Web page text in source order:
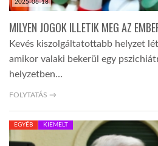
GLOBOTV BP
2025-06-18
MILYEN JOGOK ILLETIK MEG AZ
Kevés kiszolgáltatottabb helyzet
amikor valaki bekerül egy
helyzetben…
FOLYTATÁS →
EGYÉB KIEMELT